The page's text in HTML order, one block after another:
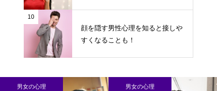
10
顔を隠す男性心理を知ると接しや
すくなることも！
男女の心理 男女の心理